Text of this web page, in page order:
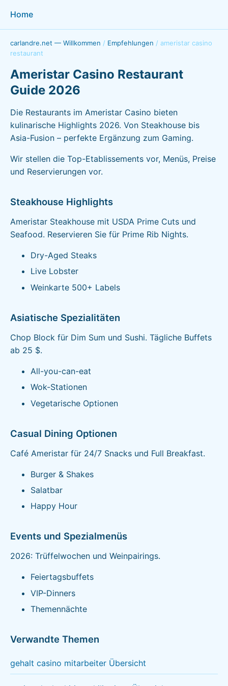
Home
carlandre.net — Willkommen / Empfehlungen / ameristar casino
restaurant
Ameristar Casino Restaurant
Guide 2026
Die Restaurants im Ameristar Casino bieten
kulinarische Highlights 2026. Von Steakhouse bis
Asia-Fusion – perfekte Ergänzung zum Gaming.
Wir stellen die Top-Etablissements vor, Menüs, Preise
und Reservierungen vor.
Steakhouse Highlights
Ameristar Steakhouse mit USDA Prime Cuts und
Seafood. Reservieren Sie für Prime Rib Nights.
Dry-Aged Steaks
Live Lobster
Weinkarte 500+ Labels
Asiatische Spezialitäten
Chop Block für Dim Sum und Sushi. Tägliche Buffets
ab 25 $.
All-you-can-eat
Wok-Stationen
Vegetarische Optionen
Casual Dining Optionen
Café Ameristar für 24/7 Snacks und Full Breakfast.
Burger & Shakes
Salatbar
Happy Hour
Events und Spezialmenüs
2026: Trüffelwochen und Weinpairings.
Feiertagsbuffets
VIP-Dinners
Themennächte
Verwandte Themen
gehalt casino mitarbeiter Übersicht